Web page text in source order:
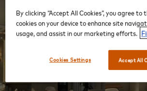
By clicking “Accept All Cookies”, you agree to
cookies on your device to enhance site
usage, and assist in our marketing efforts.
Accept All
Cookies Settings